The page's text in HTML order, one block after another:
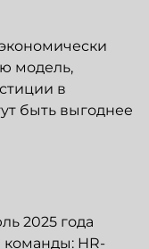
модель,
в
быть выгоднее
2025 года
HR-